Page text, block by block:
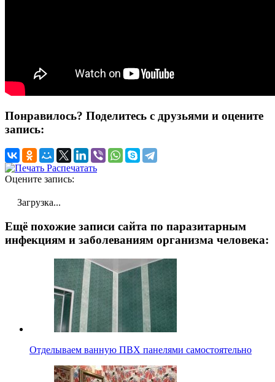
Понравилось? Поделитесь с друзьями и оцените
запись:
Распечатать
Оцените запись:
Загрузка...
Ещё похожие записи сайта по паразитарным
инфекциям и заболеваниям организма человека:
Отделываем ванную ПВХ панелями самостоятельно